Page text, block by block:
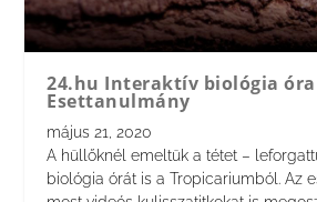
24.hu Interaktív biológia óra
Esettanulmány
május 21, 2020
A hüllőknél emeltük a tétet –
biológia órát is a Tropicariumból. Az